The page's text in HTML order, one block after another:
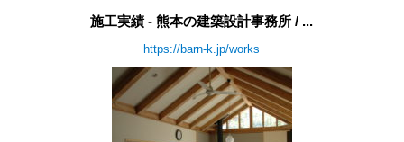
施工実績 - 熊本の建築設計事務所 / ...
https://barn-k.jp/works